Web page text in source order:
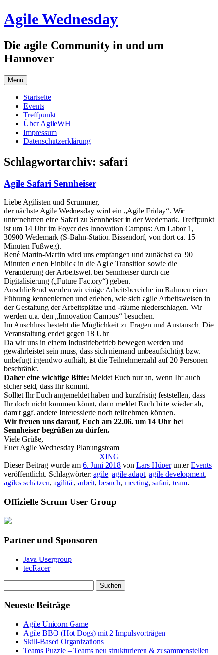
Zum
Inhalt
Agile Wednesday
Die agile Community in und um
Hannover
Menü
Startseite
Events
Treffpunkt
Über AgileWH
Impressum
Datenschutzerklärung
Schlagwortarchiv: safari
Agile Safari Sennheiser
Liebe Agilisten und Scrummer,
der nächste Agile Wednesday wird ein „Agile Friday“. Wir
unternehmen eine Safari zu Sennheiser in der Wedemark. Treffpunkt
ist um 14 Uhr im Foyer des Innovation Campus: Am Labor 1,
30900 Wedemark (S-Bahn-Station Bissendorf, von dort ca. 15
Minuten Fußweg).
René Martin-Martin wird uns empfangen und zunächst ca. 90
Minuten einen Einblick in die Agile Transition sowie die
Veränderung der Arbeitswelt bei Sennheiser durch die
Digitalisierung („Future Factory“) geben.
Anschließend werden wir einige Arbeitsbereiche im Rahmen einer
Führung kennenlernen und erleben, wie sich agile Arbeitsweisen in
der Gestaltung der Arbeitsplätze und -räume niederschlagen. Wir
werden u.a. den „Innovation Campus“ besuchen.
Im Anschluss besteht die Möglichkeit zu Fragen und Austausch. Die
Veranstaltung endet gegen 18 Uhr.
Da wir uns in einem Industriebetrieb bewegen werden und
gewährleistet sein muss, dass sich niemand unbeaufsichtigt bzw.
unbefugt irgendwo aufhält, ist die Teilnehmerzahl auf 20 Personen
beschränkt.
Daher eine wichtige Bitte: Meldet Euch nur an, wenn Ihr auch
sicher seid, dass Ihr kommt.
Solltet Ihr Euch angemeldet haben und kurzfristig feststellen, dass
Ihr doch nicht kommen könnt, dann meldet Euch bitte wieder ab,
damit ggf. andere Interessierte noch teilnehmen können.
Wir freuen uns darauf, Euch am 22.06. um 14 Uhr bei
Sennheiser begrüßen zu dürfen.
Viele Grüße,
Euer Agile Wednesday Planungsteam
XING
Dieser Beitrag wurde am 6. Juni 2018 von Lars HüperunterEvents
veröffentlicht. Schlagwörter: agile, agile adapt, agile development,
agiles schätzen, agilität, arbeit, besuch, meeting, safari, team.
Offizielle Scrum User Group
Partner und Sponsoren
Java Usergroup
tecRacer
nach:
Neueste Beiträge
Agile Unicorn Game
Agile BBQ (Hot Dogs) mit 2 Impulsvorträgen
Skill-Based Organizations
Teams Puzzle – Teams neu strukturieren & zusammenstellen